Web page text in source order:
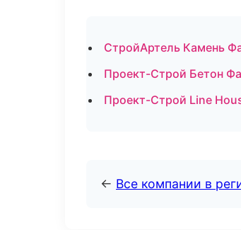
СтройАртель Камень
Проект-Строй Бетон
Проект-Строй Line
← Все компании в